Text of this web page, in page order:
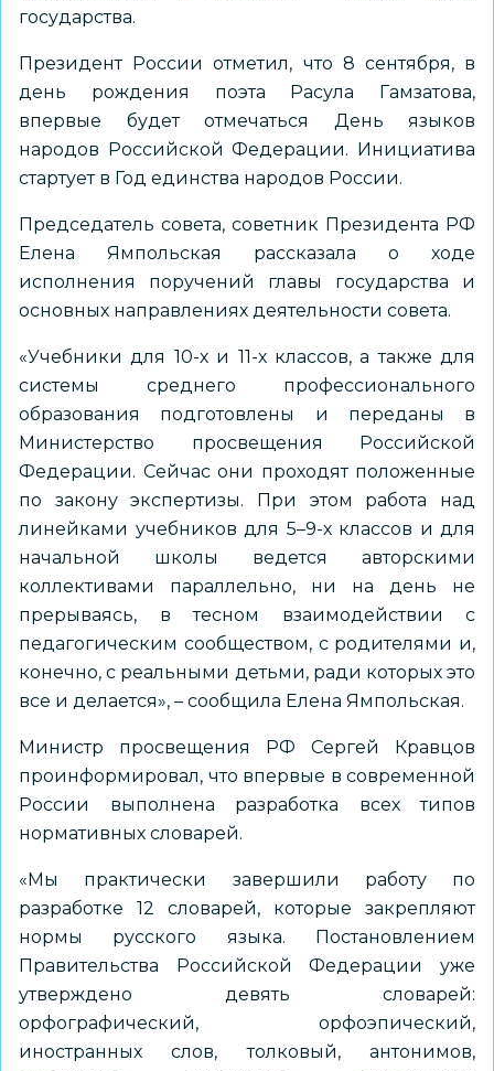
государства.
Президент России отметил, что 8 сентября, в
день рождения поэта Расула Гамзатова,
впервые будет отмечаться День языков
народов Российской Федерации. Инициатива
стартует в Год единства народов России.
Председатель совета, советник Президента РФ
Елена Ямпольская рассказала о ходе
исполнения поручений главы государства и
основных направлениях деятельности совета.
«Учебники для 10-х и 11-х классов, а также для
системы среднего профессионального
образования подготовлены и переданы в
Министерство просвещения Российской
Федерации. Сейчас они проходят положенные
по закону экспертизы. При этом работа над
линейками учебников для 5–9-х классов и для
начальной школы ведется авторскими
коллективами параллельно, ни на день не
прерываясь, в тесном взаимодействии с
педагогическим сообществом, с родителями и,
конечно, с реальными детьми, ради которых это
все и делается», – сообщила Елена Ямпольская.
Министр просвещения РФ Сергей Кравцов
проинформировал, что впервые в современной
России выполнена разработка всех типов
нормативных словарей.
«Мы практически завершили работу по
разработке 12 словарей, которые закрепляют
нормы русского языка. Постановлением
Правительства Российской Федерации уже
утверждено девять словарей:
орфографический, орфоэпический,
иностранных слов, толковый, антонимов,